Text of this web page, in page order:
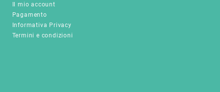
Il mio account
Pagamento
Informativa Privacy
Termini e condizioni